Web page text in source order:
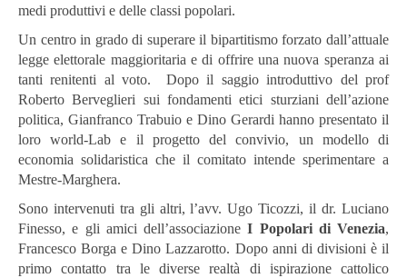
medi produttivi e delle classi popolari.
Un centro in grado di superare il bipartitismo forzato dall’attuale
legge elettorale maggioritaria e di offrire una nuova speranza ai
tanti renitenti al voto. Dopo il saggio introduttivo del prof
Roberto Berveglieri sui fondamenti etici sturziani dell’azione
politica, Gianfranco Trabuio e Dino Gerardi hanno presentato il
loro world-Lab e il progetto del convivio, un modello di
economia solidaristica che il comitato intende sperimentare a
Mestre-Marghera.
Sono intervenuti tra gli altri, l’avv. Ugo Ticozzi, il dr. Luciano
Finesso, e gli amici dell’associazioneI Popolari di Venezia,
Francesco Borga e Dino Lazzarotto. Dopo anni di divisioni è il
primo contatto tra le diverse realtà di ispirazione cattolico